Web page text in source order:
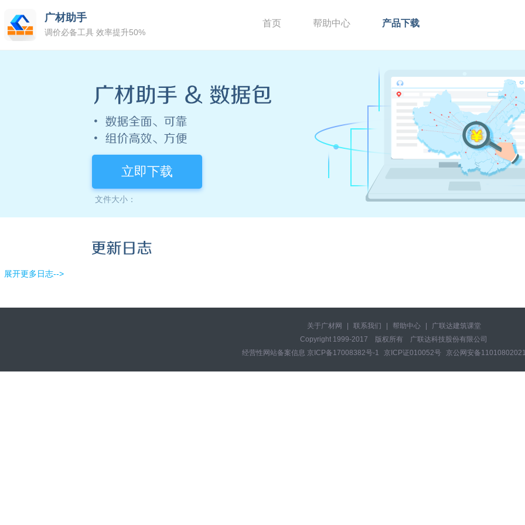
广材助手
调价必备工具 效率提升50%
首页 帮助中心 产品下载
立即下载
文件大小：
展开更多日志-->
关于广材网 联系我们 帮助中心
广联达建筑课堂
Copyright 1999-2017 版权所有 广联达科技股份有限公司
经营性网站备案信息 京ICP备17008382号-1 京ICP证010052号 京公网安备